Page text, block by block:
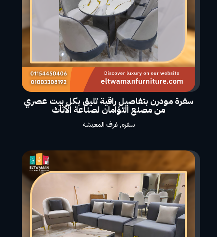
سفرة مودرن بتفاصيل راقية تليق بكل بيت عصري
من مصنع التؤامان لصناعة الأثاث
سفره,غرف المعيشة